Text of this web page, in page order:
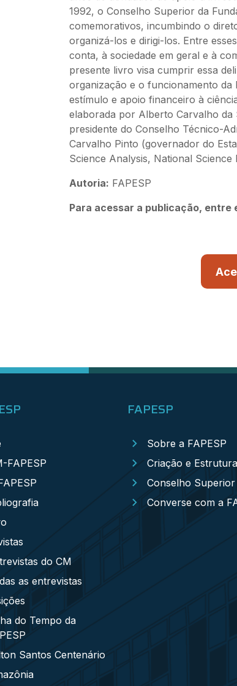
1992, o Conselho Superior da
comemorativos, incumbindo o
organizá-los e dirigi-los. Entre
conta, à sociedade em geral e à
presente livro visa cumprir essa
organização e o funcionamento
estímulo e apoio financeiro à
elaborada por Alberto Carvalho da
presidente do Conselho Técnico-
Carvalho Pinto (governador do
Science Analysis, National Science
Autoria: FAPESP
Para acessar a publicação, entre
FAPESP
do CM
as entrevistas
do Tempo da
Santos Centenário
FAPESP
Sobre a FAPESP
Criação e
Conselho
Converse com a